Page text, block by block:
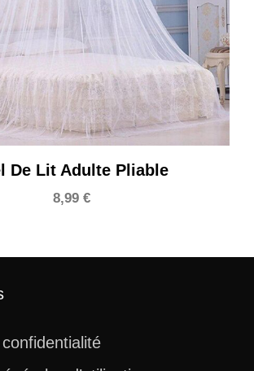
De Lit Adulte Pliable
8,99 €